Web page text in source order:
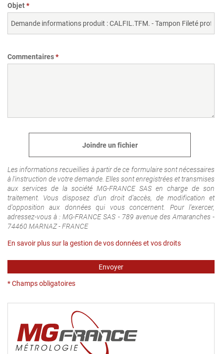
Objet
Commentaires
Joindre un fichier
Les informations recueillies à partir de ce formulaire sont nécessaires
à l'instruction de votre demande. Elles sont enregistrées et transmises
aux services de la société MG-FRANCE SAS en charge de son
traitement. Vous disposez d'un droit d'accès, de modification et
d'opposition aux données qui vous concernent. Pour l'exercer,
adressez-vous à : MG-FRANCE SAS - 789 avenue des Amaranches -
74460 MARNAZ - FRANCE
En savoir plus sur la gestion de vos données et vos droits
Envoyer
* Champs obligatoires